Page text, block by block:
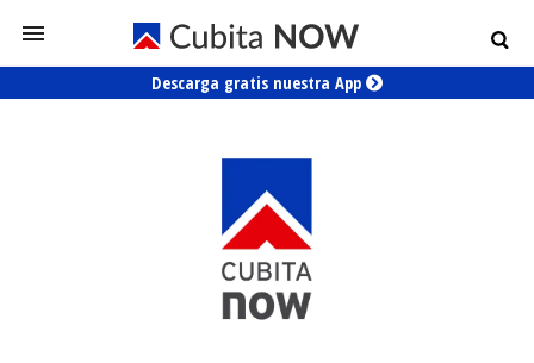
Descarga gratis nuestra App